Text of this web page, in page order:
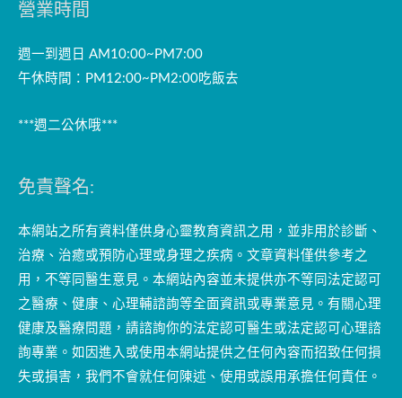
營業時間
週一到週日 AM10:00~PM7:00
午休時間：PM12:00~PM2:00吃飯去
***週二公休哦***
免責聲名:
本網站之所有資料僅供身心靈教育資訊之用，並非用於診斷、
治療、治癒或預防心理或身理之疾病。文章資料僅供參考之
用，不等同醫生意見。本網站內容並未提供亦不等同法定認可
之醫療、健康、心理輔諮詢等全面資訊或專業意見。有關心理
健康及醫療問題，請諮詢你的法定認可醫生或法定認可心理諮
詢專業。如因進入或使用本網站提供之任何內容而招致任何損
失或損害，我們不會就任何陳述、使用或誤用承擔任何責任。